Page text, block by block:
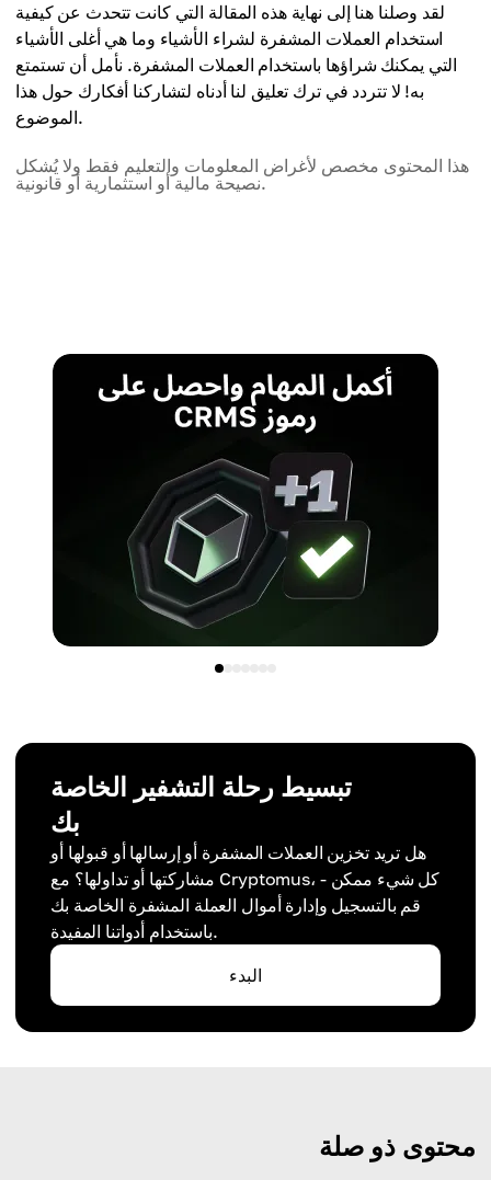
لقد وصلنا هنا إلى نهاية هذه المقالة التي كانت تتحدث عن كيفية
استخدام العملات المشفرة لشراء الأشياء وما هي أغلى الأشياء
التي يمكنك شراؤها باستخدام العملات المشفرة. نأمل أن تستمتع
به! لا تتردد في ترك تعليق لنا أدناه لتشاركنا أفكارك حول هذا
الموضوع.
هذا المحتوى مخصص لأغراض المعلومات والتعليم فقط ولا يُشكل
نصيحة مالية أو استثمارية أو قانونية.
تبسيط رحلة التشفير الخاصة
بك
هل تريد تخزين العملات المشفرة أو إرسالها أو قبولها أو
مشاركتها أو تداولها؟ مع Cryptomus، كل شيء ممكن -
قم بالتسجيل وإدارة أموال العملة المشفرة الخاصة بك
باستخدام أدواتنا المفيدة.
البدء
محتوى ذو صلة